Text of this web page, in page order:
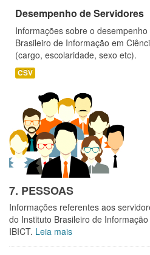
Desempenho de Servidores
Informações sobre o
Brasileiro de Informação em
(cargo, escolaridade, sexo etc).
CSV
7. PESSOAS
Informações referentes aos
do Instituto Brasileiro de
IBICT. Leia mais